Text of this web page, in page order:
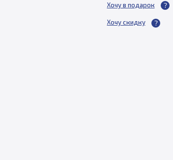
Хочу в подарок
Хочу скидку